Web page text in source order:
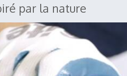
par la nature